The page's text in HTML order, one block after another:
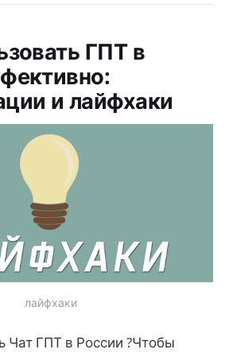
ГПТ в
и лайфхаки
лайфхаки
Чат ГПТ в России ?Чтобы